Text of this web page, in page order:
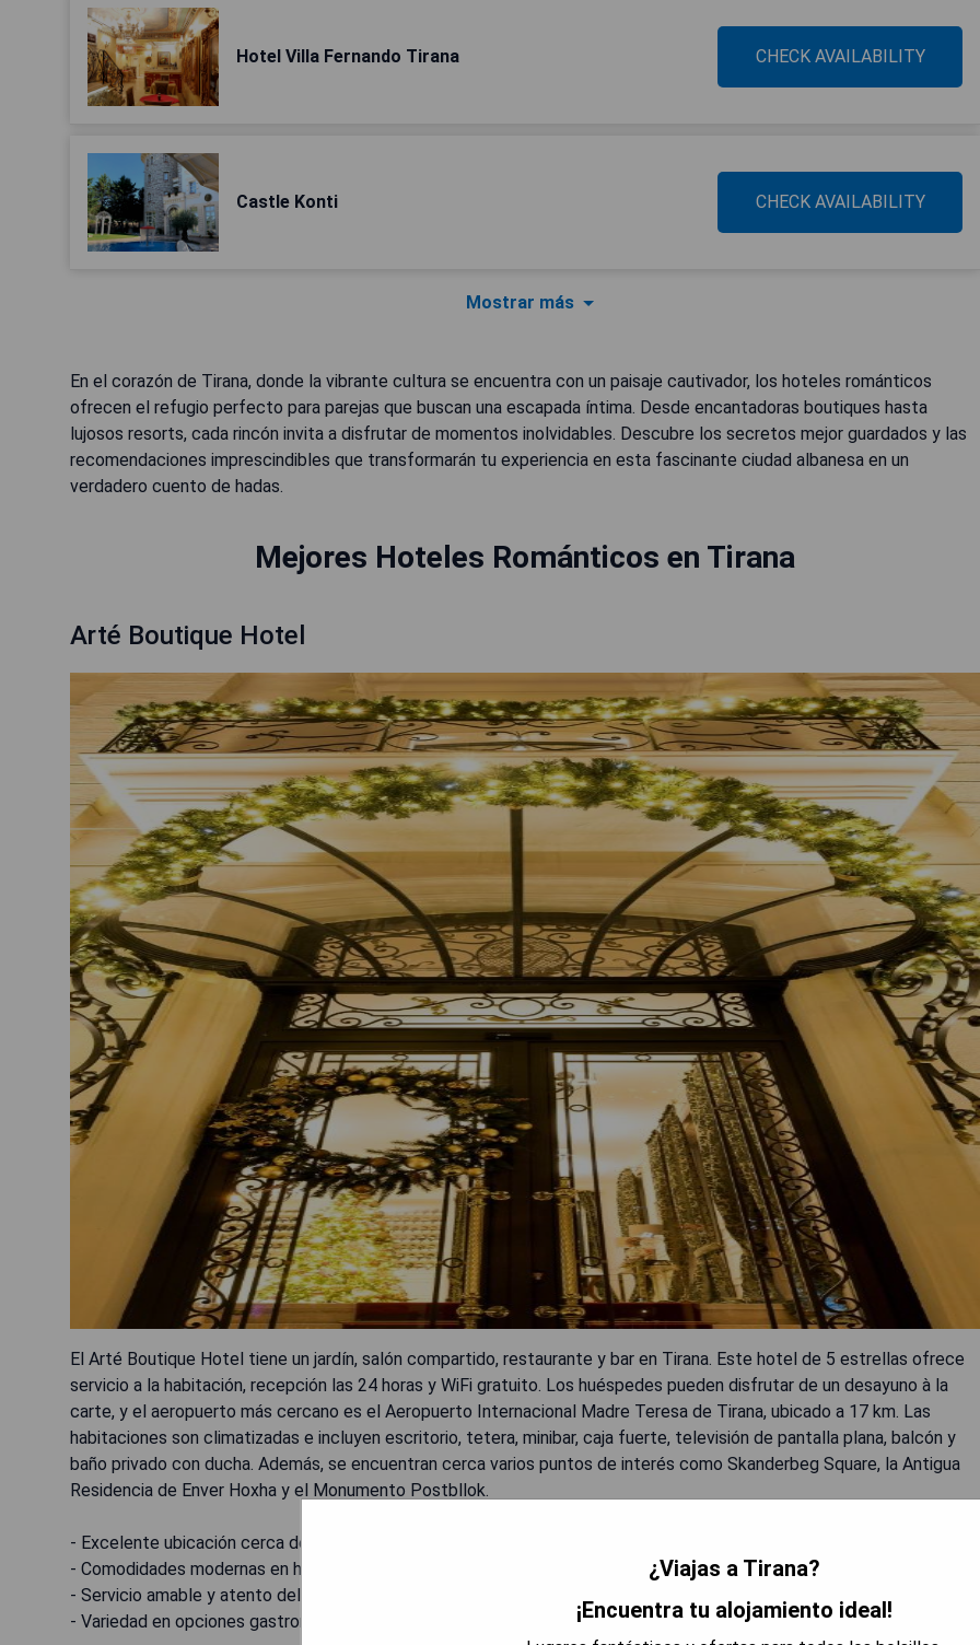
Hotel Villa Fernando Tirana CHECK AVAILABILITY
Castle Konti CHECK AVAILABILITY
Mostrar más
En el corazón de Tirana, donde la vibrante cultura se encuentra con un paisaje cautivador, los hoteles románticos
ofrecen el refugio perfecto para parejas que buscan una escapada íntima. Desde encantadoras boutiques hasta
lujosos resorts, cada rincón invita a disfrutar de momentos inolvidables. Descubre los secretos mejor guardados y las
recomendaciones imprescindibles que transformarán tu experiencia en esta fascinante ciudad albanesa en un
verdadero cuento de hadas.
Mejores Hoteles Románticos en Tirana
Arté Boutique Hotel
El Arté Boutique Hotel tiene un jardín, salón compartido, restaurante y bar en Tirana. Este hotel de 5 estrellas ofrece
servicio a la habitación, recepción las 24 horas y WiFi gratuito. Los huéspedes pueden disfrutar de un desayuno à la
carte, y el aeropuerto más cercano es el Aeropuerto Internacional Madre Teresa de Tirana, ubicado a 17 km. Las
habitaciones son climatizadas e incluyen escritorio, tetera, minibar, caja fuerte, televisión de pantalla plana, balcón y
baño privado con ducha. Además, se encuentran cerca varios puntos de interés como Skanderbeg Square, la Antigua
Residencia de Enver Hoxha y el Monumento Postbllok.
- Excelente ubicación cerca de atracciones turísticas.
- Comodidades modernas en habitaciones bien equipadas.
- Servicio amable y atento del personal.
- Variedad en opciones gastronómicas disponibles.
¿Viajas a Tirana?
¡Encuentra tu alojamiento ideal!